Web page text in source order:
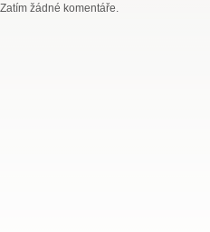
Zatím žádné komentáře.